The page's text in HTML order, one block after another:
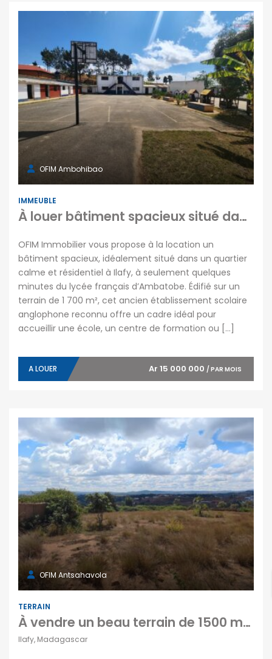
OFIM Ambohibao
IMMEUBLE
À louer bâtiment spacieux situé dans un quartier calme et résidentiel à Ilafy
OFIM Immobilier vous propose à la location un
bâtiment spacieux, idéalement situé dans un quartier
calme et résidentiel à Ilafy, à seulement quelques
minutes du lycée français d’Ambatobe. Édifié sur un
terrain de 1 700 m², cet ancien établissement scolaire
anglophone reconnu offre un cadre idéal pour
accueillir une école, un centre de formation ou […]
A LOUER Ar 15 000 000 / PAR MOIS
OFIM Antsahavola
TERRAIN
À vendre un beau terrain de 1500 m2 prêt à bâtir situé à Manazary Ilafy
Ilafy, Madagascar